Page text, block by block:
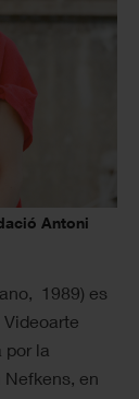
Antoni
1989) es
por la
Nefkens, en